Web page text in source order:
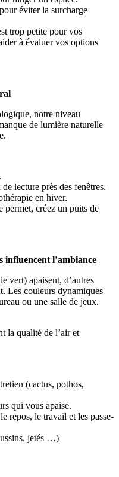
éviter la surcharge
trop petite pour vos
à évaluer vos options
notre niveau
de lumière naturelle
lecture près des fenêtres.
en hiver.
permet, créez un puits de
influencent l’ambiance
vert) apaisent, d’autres
Les couleurs dynamiques
ou une salle de jeux.
la qualité de l’air et
(cactus, pothos,
qui vous apaise.
repos, le travail et les passe-
jetés …)